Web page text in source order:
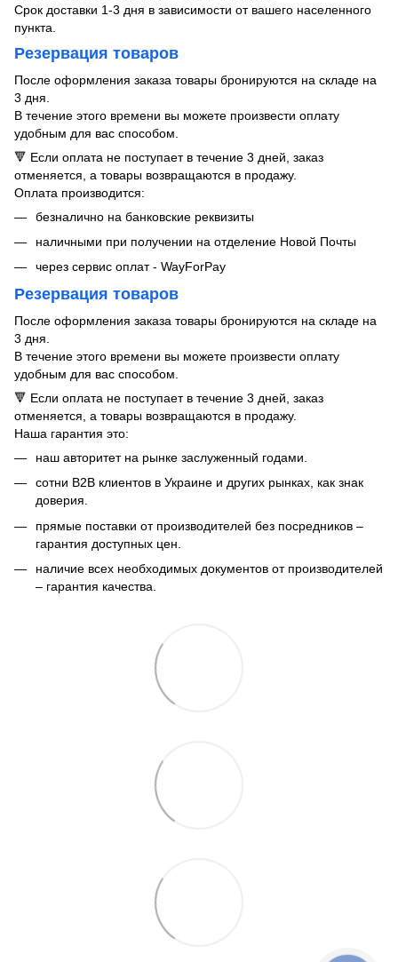
Срок доставки 1-3 дня в зависимости от вашего населенного
пункта.
Резервация товаров
После оформления заказа товары бронируются на складе на
3 дня.
В течение этого времени вы можете произвести оплату
удобным для вас способом.
🔻 Если оплата не поступает в течение 3 дней, заказ
отменяется, а товары возвращаются в продажу.
Оплата производится:
безналично на банковские реквизиты
наличными при получении на отделение Новой Почты
через сервис оплат - WayForPay
Резервация товаров
После оформления заказа товары бронируются на складе на
3 дня.
В течение этого времени вы можете произвести оплату
удобным для вас способом.
🔻 Если оплата не поступает в течение 3 дней, заказ
отменяется, а товары возвращаются в продажу.
Наша гарантия это:
​​наш авторитет на рынке заслуженный годами.
сотни B2B клиентов в Украине и других рынках, как знак
доверия.
прямые поставки от производителей без посредников –
гарантия доступных цен.
наличие всех необходимых документов от производителей
– гарантия качества.